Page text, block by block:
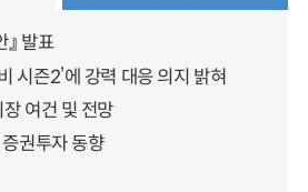
발표
시즌2’에 강력 대응 의지 밝혀
여건 및 전망
권투자 동향